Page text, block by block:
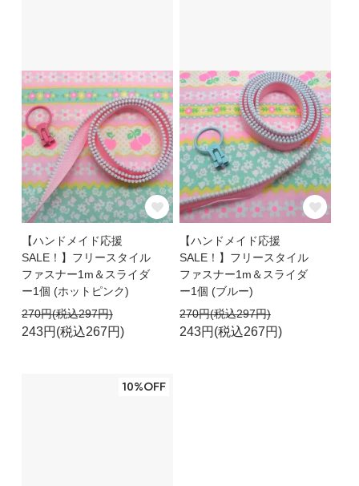
【ハンドメイド応援
SALE！】フリースタイル
ファスナー1m＆スライダ
ー1個 (ホットピンク)
270円(税込297円)
243円(税込267円)
【ハンドメイド応援
SALE！】フリースタイル
ファスナー1m＆スライダ
ー1個 (ブルー)
270円(税込297円)
243円(税込267円)
10%OFF